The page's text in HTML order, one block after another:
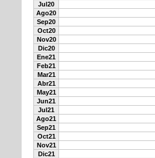
Jul20
Ago20
Sep20
Oct20
Nov20
Dic20
Ene21
Feb21
Mar21
Abr21
May21
Jun21
Jul21
Ago21
Sep21
Oct21
Nov21
Dic21